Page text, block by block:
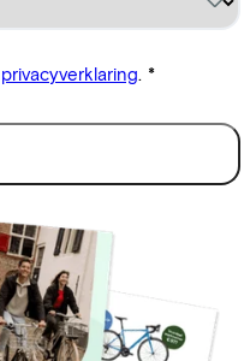
privacyverklaring. *